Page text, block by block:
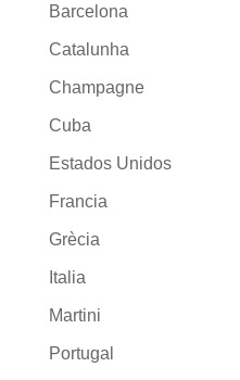
Barcelona
Catalunha
Champagne
Cuba
Estados Unidos
Francia
Grècia
Italia
Martini
Portugal